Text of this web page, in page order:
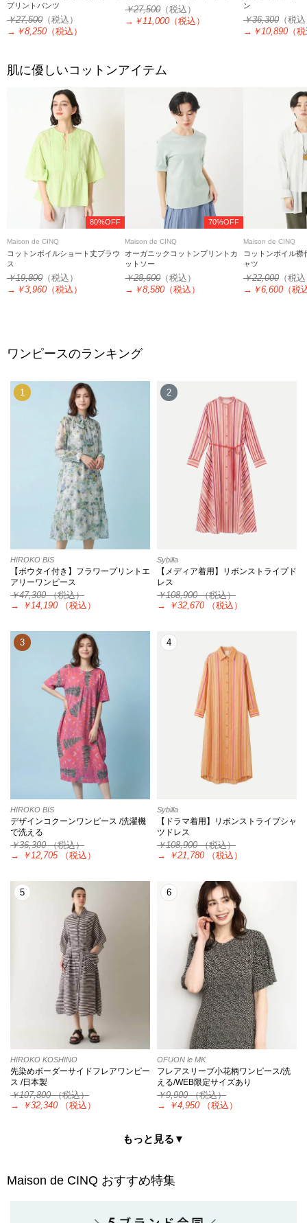
プリントパンツ
￥27,500 （税込）
→ ￥8,250 （税込）
￥27,500（税込）
→ ￥11,000 （税込）
ン
￥36,300（税
→ ￥10,890（
肌に優しいコットンアイテム
80%OFF
Maison de CINQ
コットンボイルショート丈ブラウ
ス
￥19,800 （税込）
→ ￥3,960 （税込）
70%OFF
Maison de CINQ
オーガニックコットンプリントカ
ットソー
￥28,600（税込）
→ ￥8,580 （税込）
Maison de CINQ
コットンボイル襟
ャツ
￥22,000（税
→ ￥6,600（税
ワンピースのランキング
1
HIROKO BIS
【ボウタイ付き】フラワープリントエ
アリーワンピース
￥47,300（税込）
→
￥14,190 （税込）
2
Sybilla
【メディア着用】リボンストライプド
レス
￥108,900（税込）
→
￥32,670 （税込）
3
HIROKO BIS
デザインコクーンワンピース /洗濯機
で洗える
￥36,300（税込）
→
￥12,705 （税込）
4
Sybilla
【ドラマ着用】リボンストライプシャ
ツドレス
￥108,900（税込）
→
￥21,780 （税込）
5
HIROKO KOSHINO
先染めボーダーサイドフレアワンピー
ス /日本製
￥107,800（税込）
→
￥32,340 （税込）
6
OFUON le MK
フレアスリーブ小花柄ワンピース/洗
える/WEB限定サイズあり
￥9,900（税込）
→
￥4,950 （税込）
もっと見る▼
Maison de CINQ おすすめ特集